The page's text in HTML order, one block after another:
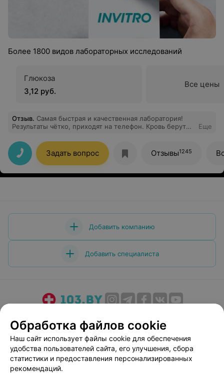
Более 1800 видов лабораторных исследований
Глюкоза
3,12 руб.
Все цены
Отзыв. Самая быстрая и качественная лаборатория!
Результаты чётко, приходят на телефон. Кровь берут
Еще
Задать вопрос Отзывы1245
Добавить компанию
Добавить специалиста
Медицинский маркетинг
Публичный договор
Пользовательское соглашение
Способы оплаты
Вакансии
Партнеры
Написать руководителю 103.by
Обработка файлов cookie
Наш сайт использует файлы cookie для обеспечения
удобства пользователей сайта, его улучшения, сбора
статистики и предоставления персонализированных
рекомендаций.